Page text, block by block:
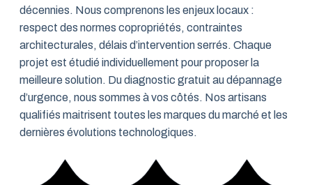
décennies. Nous comprenons les enjeux locaux :
respect des normes copropriétés, contraintes
architecturales, délais d’intervention serrés. Chaque
projet est étudié individuellement pour proposer la
meilleure solution. Du diagnostic gratuit au dépannage
d’urgence, nous sommes à vos côtés. Nos artisans
qualifiés maitrisent toutes les marques du marché et les
dernières évolutions technologiques.